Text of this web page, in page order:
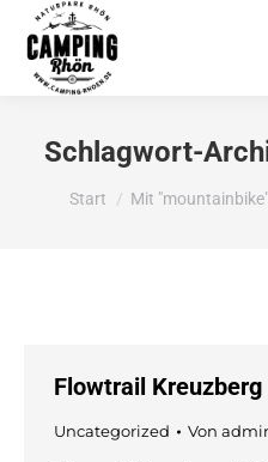
Schlagwort-
Sie befinden sich hier:
Start Mit
Flowtrail Kreuzberg
Uncategorized Von